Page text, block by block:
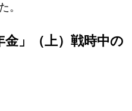
。
金」（上）戦時中の